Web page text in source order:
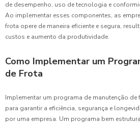
de desempenho, uso de tecnologia e
Ao implementar esses componentes, as
frota opere de maneira eficiente e segura,
custos e aumento da produtividade.
Como Implementar um
de Frota
Implementar um programa de manutenção de
para garantir a eficiência, segurança e
por uma empresa. Um programa bem